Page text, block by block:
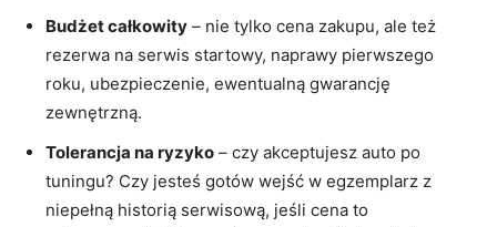
Budżet całkowity – nie tylko cena zakupu, ale też
rezerwa na serwis startowy, naprawy pierwszego
roku, ubezpieczenie, ewentualną gwarancję
zewnętrzną.
Tolerancja na ryzyko – czy akceptujesz auto po
tuningu? Czy jesteś gotów wejść w egzemplarz z
niepełną historią serwisową, jeśli cena to